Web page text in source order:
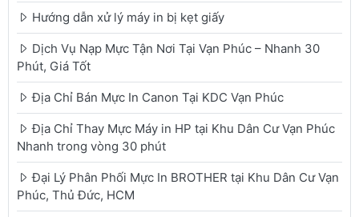
Hướng dẫn xử lý máy in bị kẹt giấy
Dịch Vụ Nạp Mực Tận Nơi Tại Vạn Phúc – Nhanh 30
Phút, Giá Tốt
Địa Chỉ Bán Mực In Canon Tại KDC Vạn Phúc
Địa Chỉ Thay Mực Máy in HP tại Khu Dân Cư Vạn Phúc
Nhanh trong vòng 30 phút
Đại Lý Phân Phối Mực In BROTHER tại Khu Dân Cư Vạn
Phúc, Thủ Đức, HCM